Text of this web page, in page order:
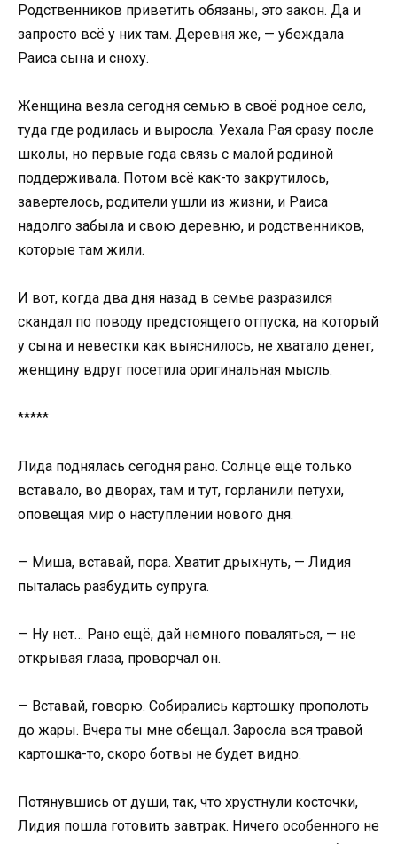
Родственников приветить обязаны, это закон. Да и
запросто всё у них там. Деревня же, — убеждала
Раиса сына и сноху.
Женщина везла сегодня семью в своё родное село,
туда где родилась и выросла. Уехала Рая сразу после
школы, но первые года связь с малой родиной
поддерживала. Потом всё как-то закрутилось,
завертелось, родители ушли из жизни, и Раиса
надолго забыла и свою деревню, и родственников,
которые там жили.
И вот, когда два дня назад в семье разразился
скандал по поводу предстоящего отпуска, на который
у сына и невестки как выяснилось, не хватало денег,
женщину вдруг посетила оригинальная мысль.
*****
Лида поднялась сегодня рано. Солнце ещё только
вставало, во дворах, там и тут, горланили петухи,
оповещая мир о наступлении нового дня.
— Миша, вставай, пора. Хватит дрыхнуть, — Лидия
пыталась разбудить супруга.
— Ну нет… Рано ещё, дай немного поваляться, — не
открывая глаза, проворчал он.
— Вставай, говорю. Собирались картошку прополоть
до жары. Вчера ты мне обещал. Заросла вся травой
картошка-то, скоро ботвы не будет видно.
Потянувшись от души, так, что хрустнули косточки,
Лидия пошла готовить завтрак. Ничего особенного не